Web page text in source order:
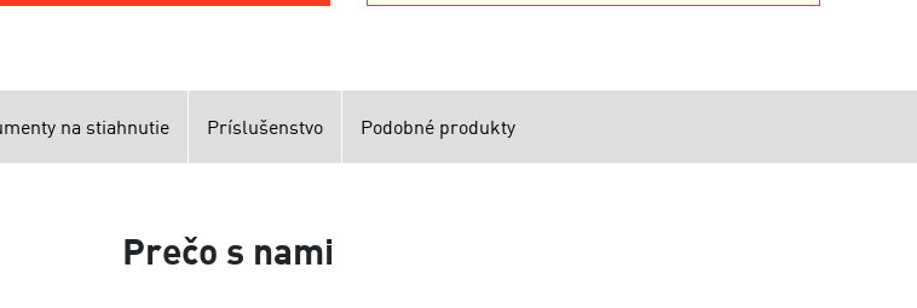
na stiahnutie Príslušenstvo Podobné produkty
Prečo s nami